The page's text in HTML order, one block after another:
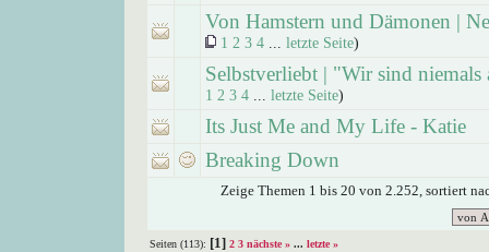
Von Hamstern und Dämonen |
1 2 3 4 letzte Seite)
Selbstverliebt | "Wir sind niemals
1 2 3 4 letzte Seite)
Its Just Me and My Life - Katie
Breaking Down
Zeige Themen 1 bis 20 von 2.252, sortiert
Seiten (113): [1] 2 3 nächste » ... letzte »